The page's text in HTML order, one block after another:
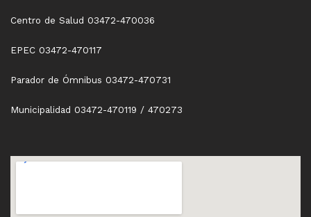
Centro de Salud 03472-470036
EPEC 03472-470117
Parador de Ómnibus 03472-470731
Municipalidad 03472-470119 / 470273